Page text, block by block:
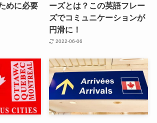
めに必要
ーズとは？この英語フレー
ズでコミュニケーションが
円滑に！
2022-06-06